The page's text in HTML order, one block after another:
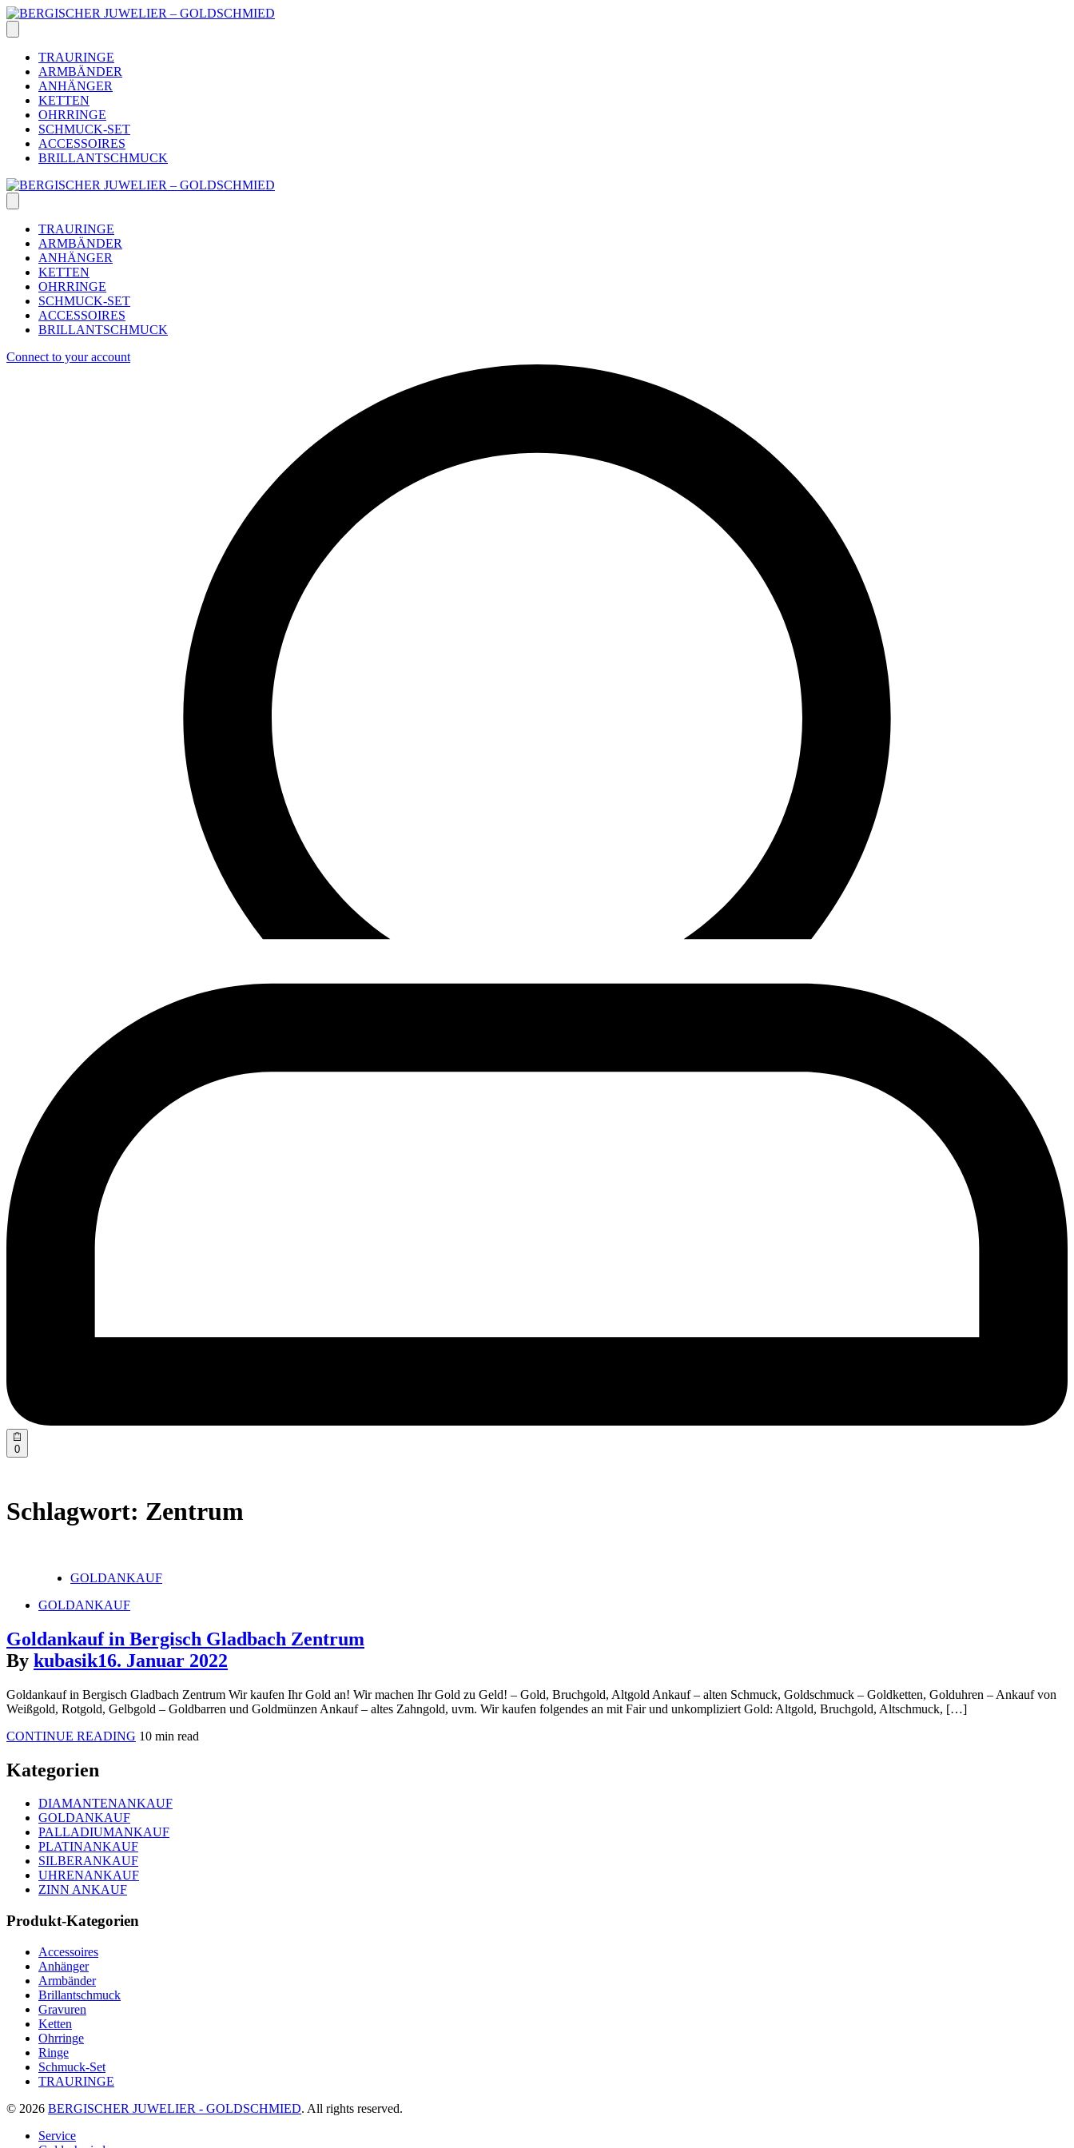
Skip
to
content
TRAURINGE
ARMBÄNDER
ANHÄNGER
KETTEN
OHRRINGE
SCHMUCK-SET
ACCESSOIRES
BRILLANTSCHMUCK
TRAURINGE
ARMBÄNDER
ANHÄNGER
KETTEN
OHRRINGE
SCHMUCK-SET
ACCESSOIRES
BRILLANTSCHMUCK
Connect to your account
0
Schlagwort: Zentrum
PostedGOLDANKAUF
PostedGOLDANKAUF
Goldankauf in Bergisch Gladbach Zentrum
By kubasik16. Januar 2022
Goldankauf in Bergisch Gladbach Zentrum Wir kaufen Ihr Gold an! Wir machen Ihr Gold zu Geld! – Gold, Bruchgold, Altgold Ankauf – alten Schmuck, Goldschmuck – Goldketten, Golduhren – Ankauf von
Weißgold, Rotgold, Gelbgold – Goldbarren und Goldmünzen Ankauf – altes Zahngold, uvm. Wir kaufen folgendes an mit Fair und unkompliziert Gold: Altgold, Bruchgold, Altschmuck, […]
CONTINUE READING Goldankauf
10 min read
Kategorien
DIAMANTENANKAUF
GOLDANKAUF
PALLADIUMANKAUF
PLATINANKAUF
SILBERANKAUF
UHRENANKAUF
ZINN ANKAUF
Produkt-Kategorien
Accessoires
Anhänger
Armbänder
Brillantschmuck
Gravuren
Ketten
Ohrringe
Ringe
Schmuck-Set
TRAURINGE
© 2026 BERGISCHER JUWELIER - GOLDSCHMIED. All rights reserved.
Service